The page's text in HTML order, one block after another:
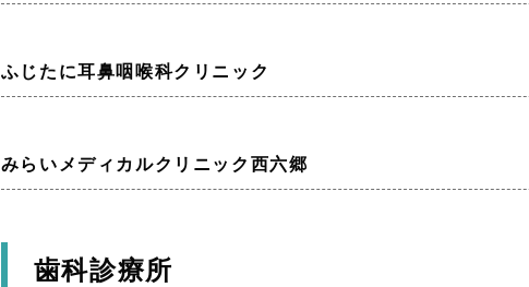
ふじたに耳鼻咽喉科クリニック
みらいメディカルクリニック西六郷
歯科診療所